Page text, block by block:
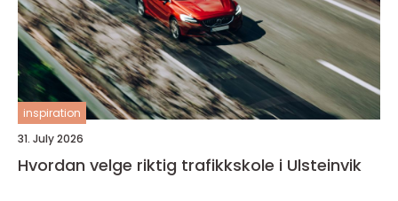
inspiration
31. July 2026
Hvordan velge riktig trafikkskole i Ulsteinvik